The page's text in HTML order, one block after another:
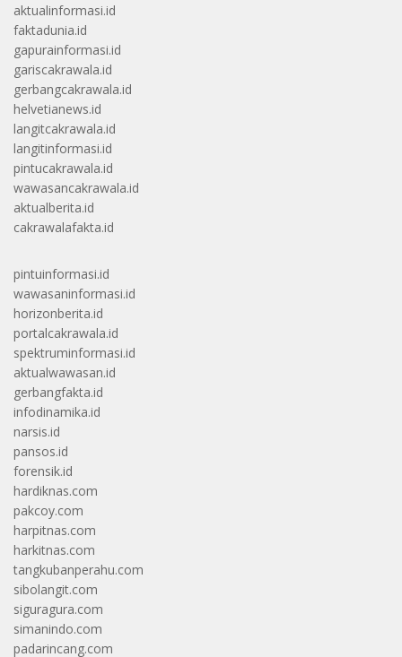
aktualinformasi.id
faktadunia.id
gapurainformasi.id
gariscakrawala.id
gerbangcakrawala.id
helvetianews.id
langitcakrawala.id
langitinformasi.id
pintucakrawala.id
wawasancakrawala.id
aktualberita.id
cakrawalafakta.id
pintuinformasi.id
wawasaninformasi.id
horizonberita.id
portalcakrawala.id
spektruminformasi.id
aktualwawasan.id
gerbangfakta.id
infodinamika.id
narsis.id
pansos.id
forensik.id
hardiknas.com
pakcoy.com
harpitnas.com
harkitnas.com
tangkubanperahu.com
sibolangit.com
siguragura.com
simanindo.com
padarincang.com